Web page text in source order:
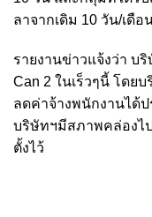
ลาจากเดิม 10 วัน/เดือ
รายงานข่าวแจ้งว่า บ
Can 2 ในเร็วๆนี้ โดย
ลดค่าจ้างพนักงานได้
บริษัทฯมีสภาพคล่องไป
ตั้งไว้